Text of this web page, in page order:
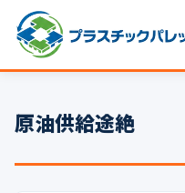
パレットサイズ
プラパレット
原油供給途絶